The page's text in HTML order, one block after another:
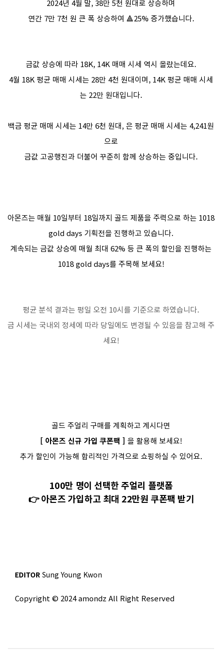
2024년 4월 말, 38만 5천 원대로 상승하며
연간 7만 7천 원 큰 폭 상승하여 🔺25% 증가했습니다.
금값 상승에 따라 18K, 14K 매매 시세 역시 올랐는데요.
4월 18K 평균 매매 시세는 28만 4천 원대이며, 14K 평균 매매 시세
는 22만 원대입니다.
백금 평균 매매 시세는 14만 6천 원대, 은 평균 매매 시세는 4,241원
으로
금값 고공행진과 더불어 꾸준히 함께 상승하는 중입니다.
아몬즈는 매월 10일부터 18일까지 골드 제품을 주력으로 하는 1018
gold days 기획전을 진행하고 있습니다.
계속되는 금값 상승에 매월 최대 62% 등 큰 폭의 할인을 진행하는
1018 gold days를 주목해 보세요!
평균 분석 결과는 평일 오전 10시를 기준으로 하였습니다.
금 시세는 국내외 정세에 따라 당일에도 변경될 수 있음을 참고해 주
세요!
골드 주얼리 구매를 계획하고 계시다면
[ 아몬즈 신규 가입 쿠폰팩 ] 을 활용해 보세요!
추가 할인이 가능해 합리적인 가격으로 쇼핑하실 수 있어요.
100만 명이 선택한 주얼리 플랫폼
👉 아몬즈 가입하고 최대 22만원 쿠폰팩 받기
EDITOR Sung Young Kwon
Copyright © 2024 amondz All Right Reserved